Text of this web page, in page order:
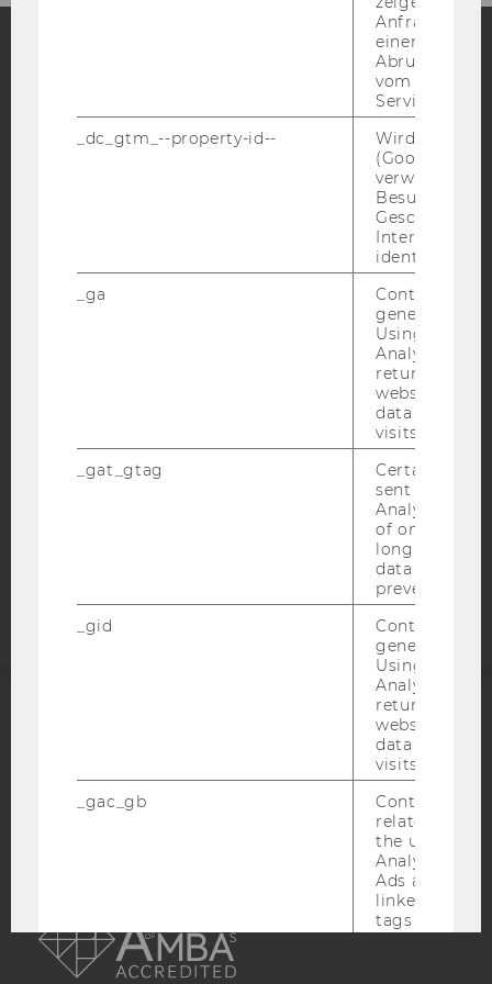
Blog
Bluesky
BARRIEREFREIHEITSERKLÄRUNG WEBSEITE
DATENSCHUTZERKLÄRUNG SOCIAL MEDIA
STUDIENBEWERBER*INNEN UND STUDIERENDE
Barrierefreiheitserklärung
EQUIS AACSB
Anfrage im
einen Fehler
Abrufen
vom AMP
Service an.
_dc_gtm_--property-id--
Wird von
(Google Tag
verwendet,
Besucher
Geschlecht
Interessen zu
identifizieren.
_ga
Contains a
generated
Using this
Analytics can
returning
website and
data from
visits.
_gat_gtag
Certain data
sent to
Analytics a
of once per
long as it is
data
prevented.
_gid
Contains a
generated
Using this
Analytics can
returning
website and
data from
visits.
_gac_gb
Contains
related
the user. If
Analytics and
Ads accounts
linked, the
tags on the